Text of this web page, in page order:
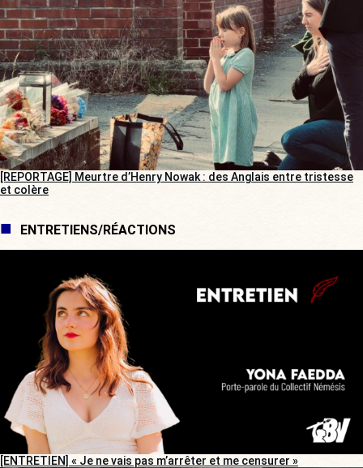
[REPORTAGE] Meurtre d’Henry Nowak : des Anglais entre tristesse
et colère
ENTRETIENS/RÉACTIONS
[ENTRETIEN] « Je ne vais pas m’arrêter et me censurer »